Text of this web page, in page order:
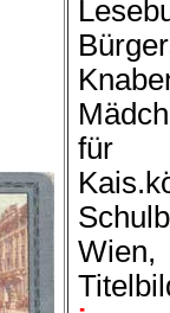
für